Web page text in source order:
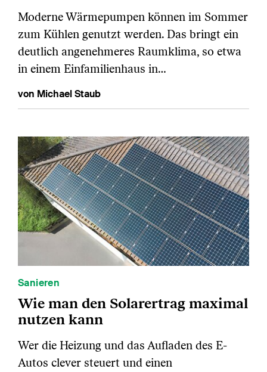
Moderne Wärmepumpen können im Sommer
zum Kühlen genutzt werden. Das bringt ein
deutlich angenehmeres Raumklima, so etwa
in einem Einfamilienhaus in…
von Michael Staub
Sanieren
Wie man den Solarertrag maximal
nutzen kann
Wer die Heizung und das Aufladen des E-
Autos clever steuert und einen